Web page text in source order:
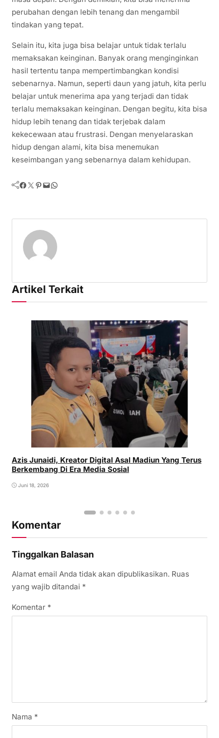
perubahan dengan lebih tenang dan mengambil
tindakan yang tepat.
Selain itu, kita juga bisa belajar untuk tidak terlalu
memaksakan keinginan. Banyak orang menginginkan
hasil tertentu tanpa mempertimbangkan kondisi
sebenarnya. Namun, seperti daun yang jatuh, kita perlu
belajar untuk menerima apa yang terjadi dan tidak
terlalu memaksakan keinginan. Dengan begitu, kita bisa
hidup lebih tenang dan tidak terjebak dalam
kekecewaan atau frustrasi. Dengan menyelaraskan
hidup dengan alami, kita bisa menemukan
keseimbangan yang sebenarnya dalam kehidupan.
Facebook Twitter Pinterest Mail WhatsApp
Artikel Terkait
Azis Junaidi, Kreator Digital Asal Madiun Yang Terus
Berkembang Di Era Media Sosial
Juni 18, 2026
Komentar
Tinggalkan Balasan
Alamat email Anda tidak akan dipublikasikan. Ruas
yang wajib ditandai *
Komentar *
Nama *